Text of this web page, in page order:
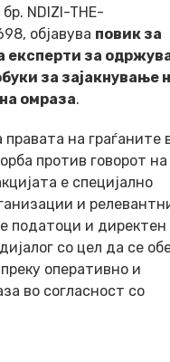
NDIZI-THE-
oбјавува повик за
експерти за
за зајакнување
омраза.
на граѓаните
против говорот на
е специјално
и
податоци и директен
со цел да се
оперативно и
во согласност со